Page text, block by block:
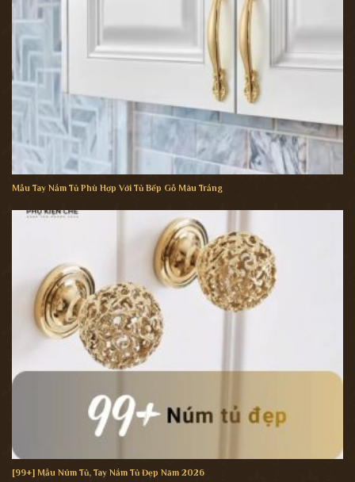
Mẫu Tay Nắm Tủ Phù Hợp Với Tủ Bếp Gỗ Màu Trắng
[99+] Mẫu Núm Tủ, Tay Nắm Tủ Đẹp Năm 2026